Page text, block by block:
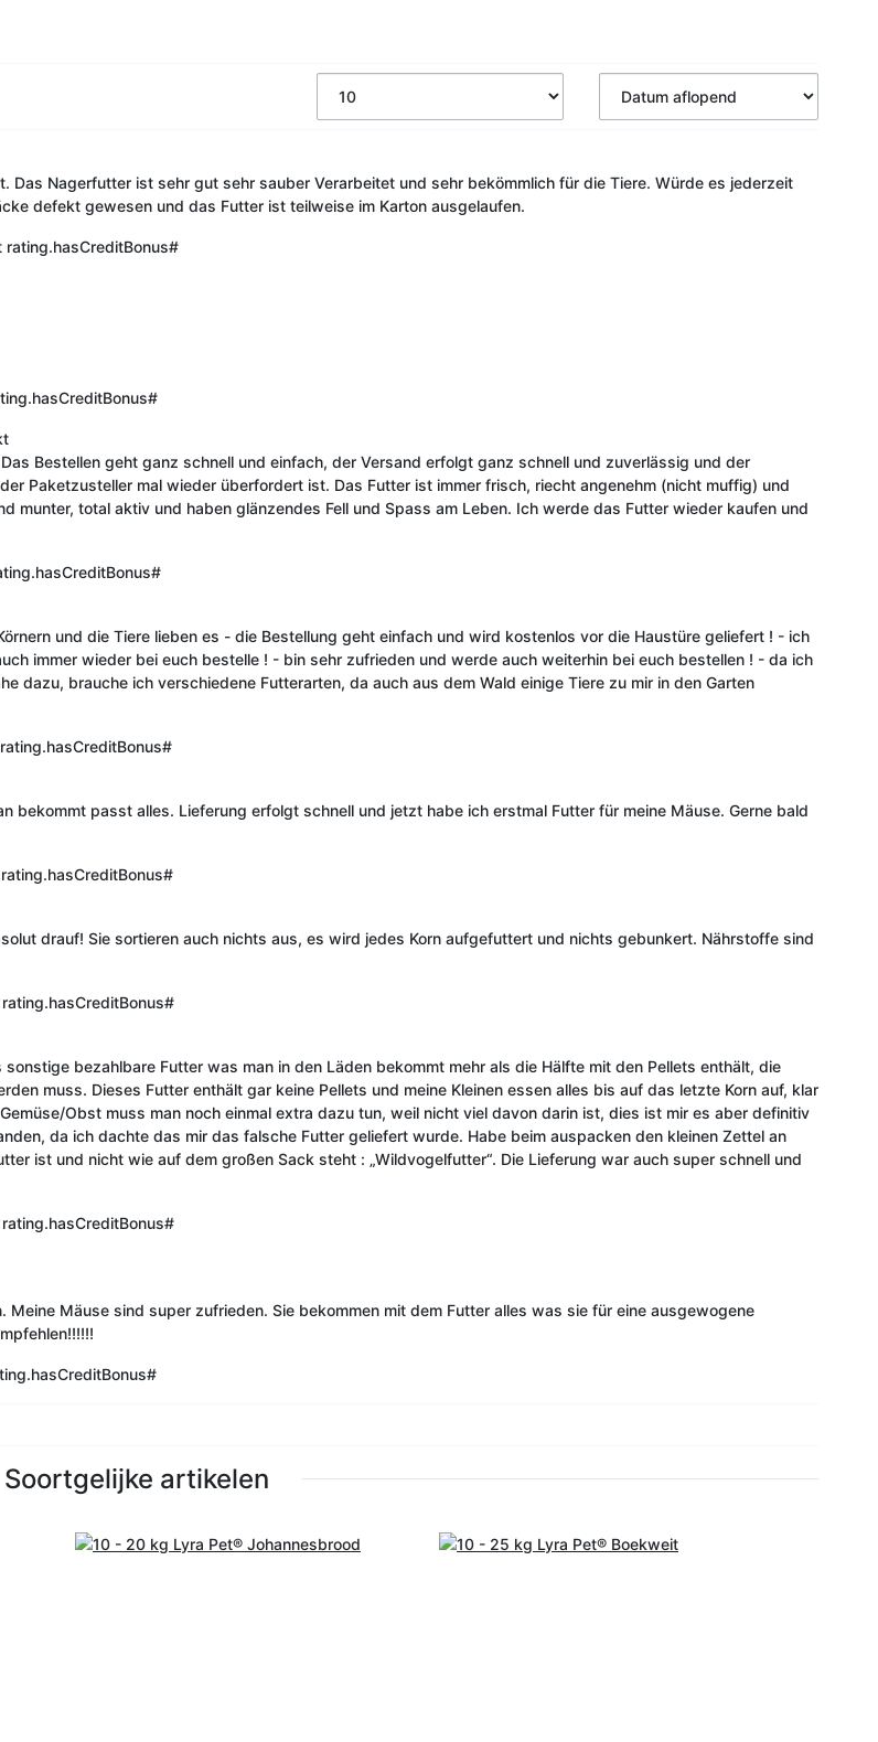
Nagerfutter ist sehr gut sehr sauber Verarbeitet und sehr bekömmlich für die Tiere. Würde es jederzeit
defekt gewesen und das Futter ist teilweise im Karton ausgelaufen.
Bestellen geht ganz schnell und einfach, der Versand erfolgt ganz schnell und zuverlässig und der
Paketzusteller mal wieder überfordert ist. Das Futter ist immer frisch, riecht angenehm (nicht muffig) und
munter, total aktiv und haben glänzendes Fell und Spass am Leben. Ich werde das Futter wieder kaufen und
und die Tiere lieben es - die Bestellung geht einfach und wird kostenlos vor die Haustüre geliefert ! - ich
immer wieder bei euch bestelle ! - bin sehr zufrieden und werde auch weiterhin bei euch bestellen ! - da ich
dazu, brauche ich verschiedene Futterarten, da auch aus dem Wald einige Tiere zu mir in den Garten
bekommt passt alles. Lieferung erfolgt schnell und jetzt habe ich erstmal Futter für meine Mäuse. Gerne bald
drauf! Sie sortieren auch nichts aus, es wird jedes Korn aufgefuttert und nichts gebunkert. Nährstoffe sind
bezahlbare Futter was man in den Läden bekommt mehr als die Hälfte mit den Pellets enthält, die
muss. Dieses Futter enthält gar keine Pellets und meine Kleinen essen alles bis auf das letzte Korn auf, klar
Obst muss man noch einmal extra dazu tun, weil nicht viel davon darin ist, dies ist mir es aber definitiv
da ich dachte das mir das falsche Futter geliefert wurde. Habe beim auspacken den kleinen Zettel an
ist und nicht wie auf dem großen Sack steht : „Wildvogelfutter“. Die Lieferung war auch super schnell und
Mäuse sind super zufrieden. Sie bekommen mit dem Futter alles was sie für eine ausgewogene
Soortgelijke artikelen